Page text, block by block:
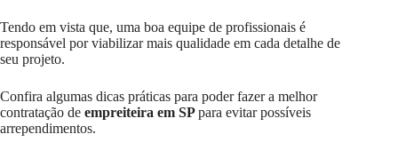
Tendo em vista que, uma boa equipe de profissionais é
responsável por viabilizar mais qualidade em cada detalhe de
seu projeto.
Confira algumas dicas práticas para poder fazer a melhor
contratação de empreiteira em SPpara evitar possíveis
arrependimentos.